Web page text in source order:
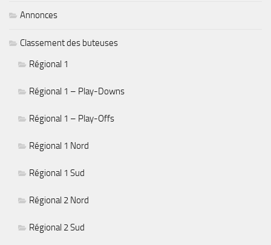
Annonces
Classement des buteuses
Régional 1
Régional 1 – Play-Downs
Régional 1 – Play-Offs
Régional 1 Nord
Régional 1 Sud
Régional 2 Nord
Régional 2 Sud